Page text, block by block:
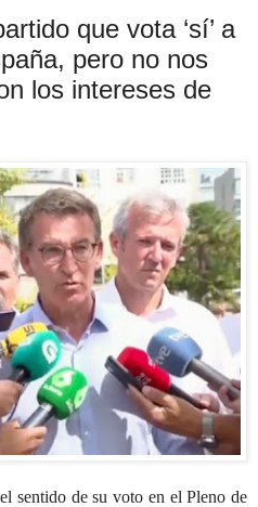
que vota ‘sí’ a
pero no nos
los intereses de
sentido de su voto en el Pleno de